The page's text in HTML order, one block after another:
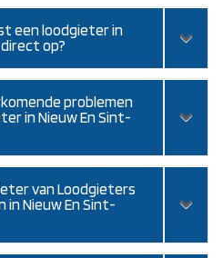
een loodgieter in
op?
problemen
in Nieuw En Sint-
van Loodgieters
Nieuw En Sint-